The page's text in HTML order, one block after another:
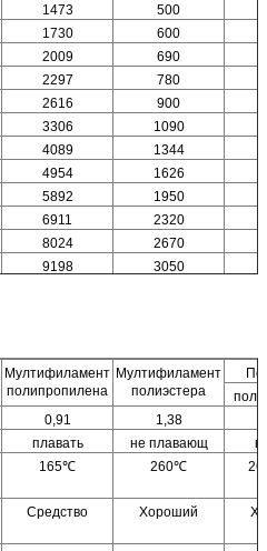
1473 500
1730 600
2009 690
2297 780
2616 900
3306 1090
4089 1344
4954 1626
5892 1950
6911 2320
8024 2670
9198 3050
Мултифиламент
полипропилена
Мултифиламент
полиэстера
0,91 1,38
плавать не плавающ
165℃ 260℃
Средство Хороший